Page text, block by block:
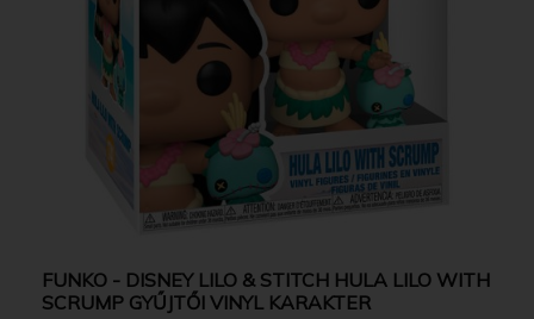
FUNKO - DISNEY LILO & STITCH HULA LILO WITH
SCRUMP GYŰJTŐI VINYL KARAKTER